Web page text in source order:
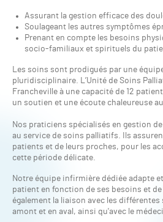
Assurant la gestion efficace des
Soulageant les autres symptômes
Prenant en compte les besoins
socio-familiaux et spirituels du
Les soins sont prodigués par une
pluridisciplinaire. L’Unité de Soins
Francheville à une capacité de 12
un soutien et une écoute chaleureuse
Nos praticiens spécialisés en gestion
au service de soins palliatifs. Ils
patients et de leurs proches, pour les
cette période délicate.
Notre équipe infirmière dédiée adapte
patient en fonction de ses besoins et
également la liaison avec les
amont et en aval, ainsi qu'avec le